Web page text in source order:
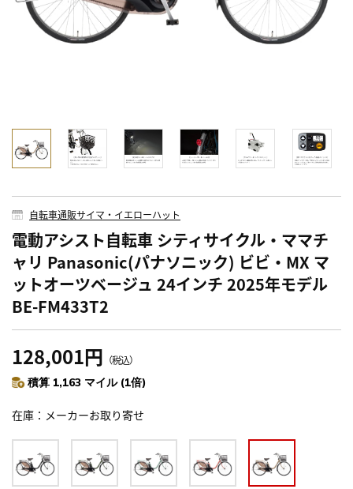
自転車通販サイマ・イエローハット
電動アシスト自転車 シティサイクル・ママチ
ャリ Panasonic(パナソニック) ビビ・MX マ
ットオーツベージュ 24インチ 2025年モデル
BE-FM433T2
128,001円 （税込）
積算 1,163 マイル (1倍)
在庫 メーカーお取り寄せ